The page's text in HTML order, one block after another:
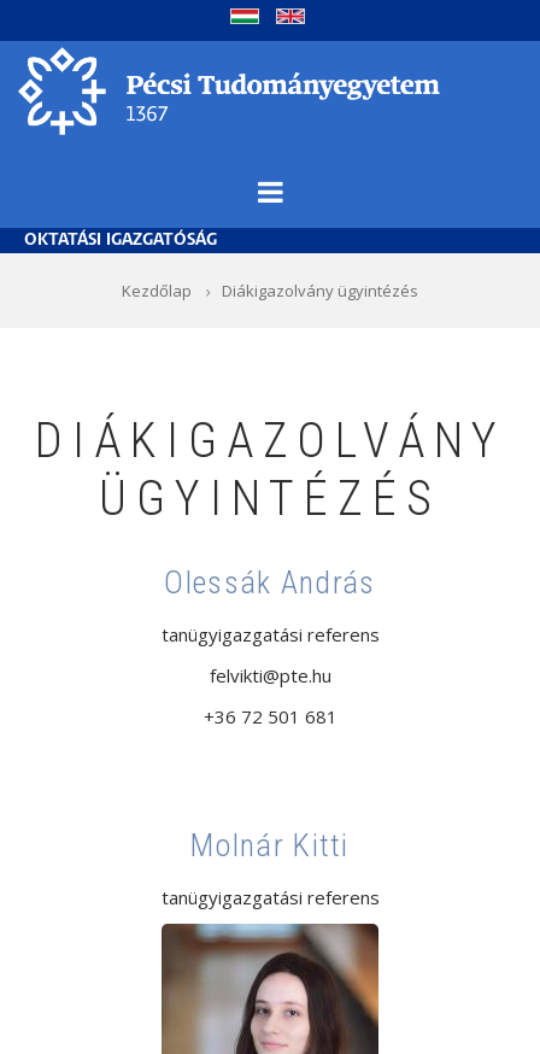
a
tartalomra
OKTATÁSI IGAZGATÓSÁG
MorzsaKezdőlap Diákigazolvány ügyintézés
DIÁKIGAZOLVÁNY
ÜGYINTÉZÉS
Olessák András
tanügyigazgatási referens
felvikti@pte.hu
+36 72 501 681
Molnár Kitti
tanügyigazgatási referens